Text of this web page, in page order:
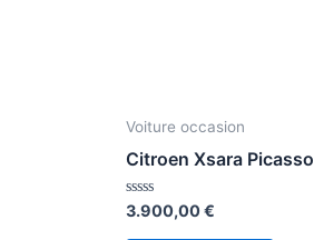
Voiture occasion
Citroen Xsara Picasso
Avaliação
0
3.900,00€